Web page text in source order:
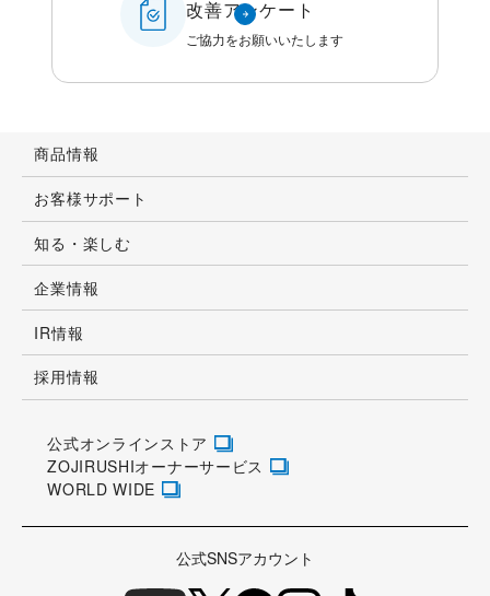
改善アンケート
ご協力をお願いいたします
商品情報
お客様サポート
知る・楽しむ
企業情報
IR情報
採用情報
公式オンラインストア
ZOJIRUSHIオーナーサービス
WORLD WIDE
公式SNSアカウント